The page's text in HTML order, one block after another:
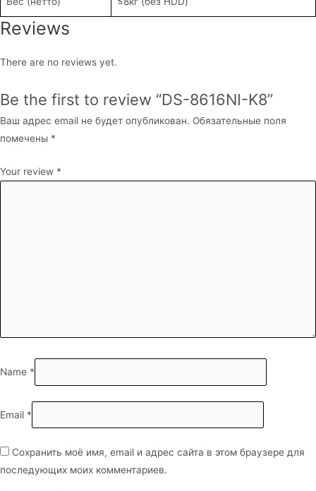
Reviews
There are no reviews yet.
Be the first to review “DS-8616NI-K8”
Ваш адрес email не будет опубликован. Обязательные поля
помечены *
Your review *
Name *
Email *
Сохранить моё имя, email и адрес сайта в этом браузере для
последующих моих комментариев.